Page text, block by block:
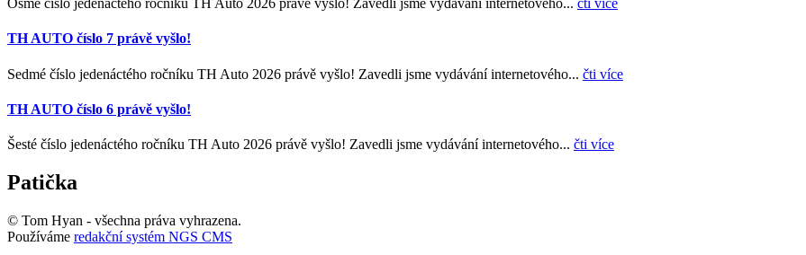
Osmé číslo jedenáctého ročníku TH Auto 2026 právě vyšlo! Zavedli jsme vydávání internetového... čti více
TH AUTO číslo 7 právě vyšlo!
Sedmé číslo jedenáctého ročníku TH Auto 2026 právě vyšlo! Zavedli jsme vydávání internetového... čti více
TH AUTO číslo 6 právě vyšlo!
Šesté číslo jedenáctého ročníku TH Auto 2026 právě vyšlo! Zavedli jsme vydávání internetového... čti více
Patička
© Tom Hyan - všechna práva vyhrazena.
Používáme redakční systém NGS CMS